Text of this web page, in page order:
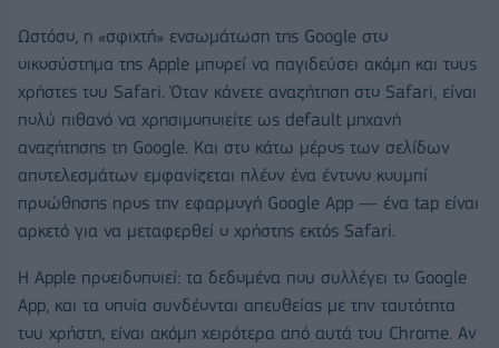
Ωστόσο, η «σφιχτή» ενσωμάτωση της Google στο
οικοσύστημα της Apple μπορεί να παγιδεύσει ακόμη και τους
χρήστες του Safari. Όταν κάνετε αναζήτηση στο Safari, είναι
πολύ πιθανό να χρησιμοποιείτε ως default μηχανή
αναζήτησης τη Google. Και στο κάτω μέρος των σελίδων
αποτελεσμάτων εμφανίζεται πλέον ένα έντονο κουμπί
προώθησης προς την εφαρμογή Google App — ένα tap είναι
αρκετό για να μεταφερθεί ο χρήστης εκτός Safari.
Η Apple προειδοποιεί: τα δεδομένα που συλλέγει το Google
App, και τα οποία συνδέονται απευθείας με την ταυτότητα
του χρήστη, είναι ακόμη χειρότερα από αυτά του Chrome. Αν